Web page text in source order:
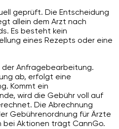
geprüft. Die Entscheidung
allein dem Arzt nach
Es besteht kein
eines Rezepts oder eine
der Anfragebearbeitung.
ab, erfolgt eine
Kommt ein
wird die Gebühr voll auf
Die Abrechnung
Gebührenordnung für Ärzte
bei Aktionen trägt CannGo.